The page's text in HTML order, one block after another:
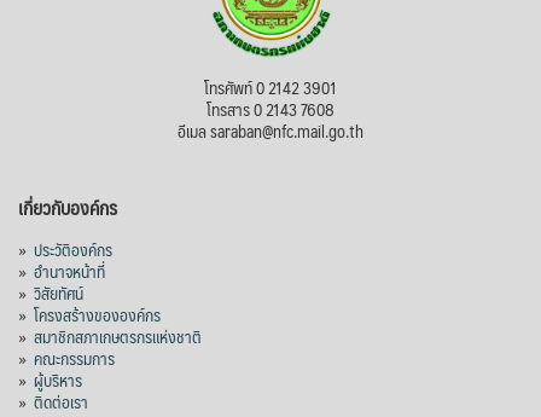
โทรศัพท์ 0 2142 3901
โทรสาร 0 2143 7608
อีเมล saraban@nfc.mail.go.th
เกี่ยวกับองค์กร
» ประวัติองค์กร
» อำนาจหน้าที่
» วิสัยทัศน์
» โครงสร้างขององค์กร
» สมาชิกสภาเกษตรกรแห่งชาติ
» คณะกรรมการ
» ผู้บริหาร
» ติดต่อเรา